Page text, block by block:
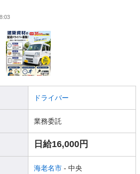
ドライバー
業務委託
日給16,000円
海老名市 - 中央